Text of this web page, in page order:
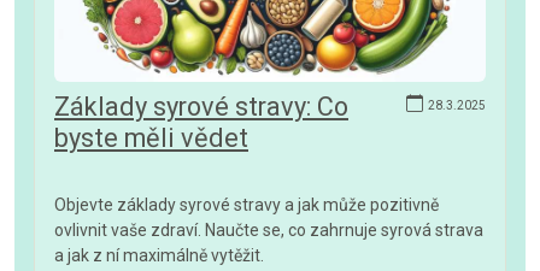
28.3.2025
Základy syrové stravy: Co
byste měli vědet
Objevte základy syrové stravy a jak může pozitivně
ovlivnit vaše zdraví. Naučte se, co zahrnuje syrová strava
a jak z ní maximálně vytěžit.